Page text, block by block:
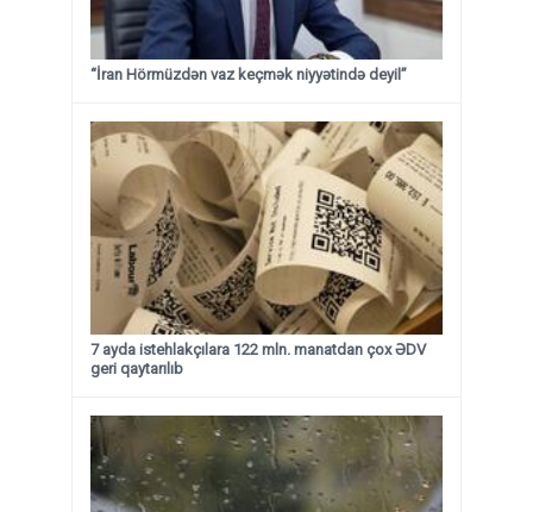
“İran Hörmüzdən vaz keçmək niyyətində deyil”
7 ayda istehlakçılara 122 mln. manatdan çox ƏDV
geri qaytarılıb